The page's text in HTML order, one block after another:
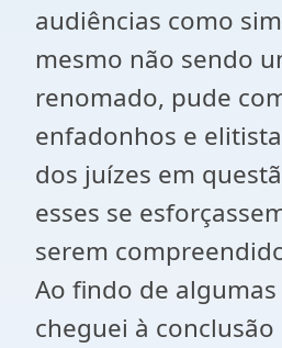
audiências como
mesmo não sendo
renomado, pude
enfadonhos e
dos juízes em
esses se
serem
Ao findo de algumas
cheguei à conclusão